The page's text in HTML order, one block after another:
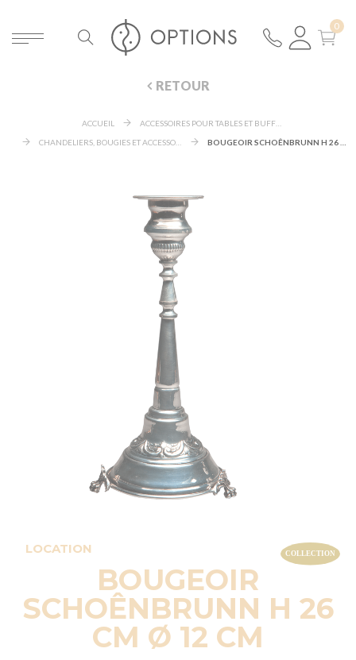
RETOUR
ACCUEIL
ACCESSOIRES POUR TABLES ET BUFFETS
LOCATION
BOUGEOIR
SCHOÊNBRUNN H 26
CM Ø 12 CM